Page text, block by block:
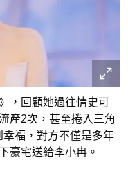
，回顧她過往情史可
產2次，甚至捲入三角
福，對方不僅是多年
豪宅送給李小冉。